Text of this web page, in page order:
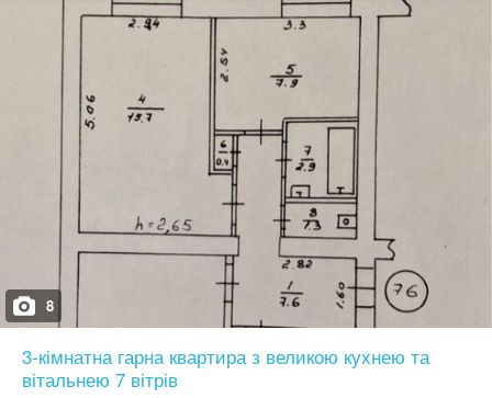
8
3-кімнатна гарна квартира з великою кухнею та
вітальнею 7 вітрів